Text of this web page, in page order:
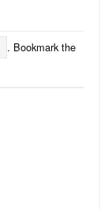
. Bookmark the